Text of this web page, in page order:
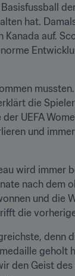
hat.
auf.
die
UEFA
und
wird immer
und die
die
denn
geholt
den Geist